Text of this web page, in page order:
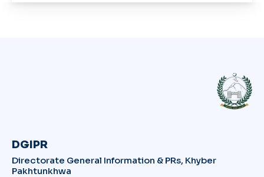
DGIPR
Directorate General Information & PRs, Khyber
Pakhtunkhwa